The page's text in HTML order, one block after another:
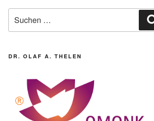
nach:
DR. OLAF A. THELEN